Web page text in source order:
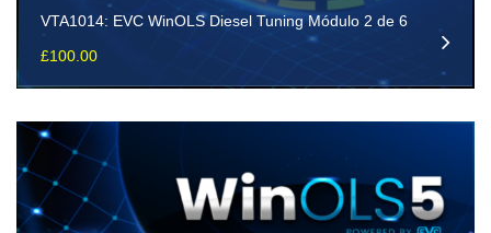
VTA1014: EVC WinOLS Diesel Tuning Módulo 2 de 6
£100.00